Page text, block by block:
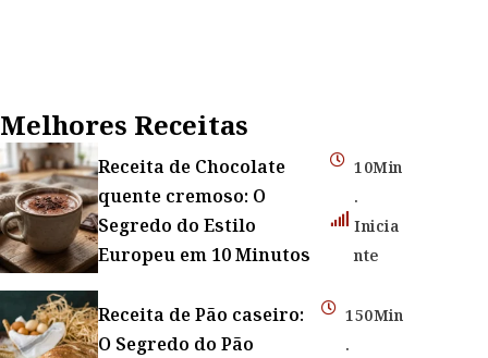
Melhores Receitas
Receita de Chocolate
quente cremoso: O
Segredo do Estilo
Europeu em 10 Minutos
10Min
.
Inicia
nte
Receita de Pão caseiro:
O Segredo do Pão
150Min
.